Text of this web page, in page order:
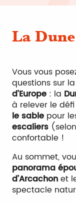
La
Vous vous
questions sur la
d’Europe : la
à relever le
le sable pour
escaliers
confortable !
Au sommet,
panorama
d’Arcachonet
spectacle